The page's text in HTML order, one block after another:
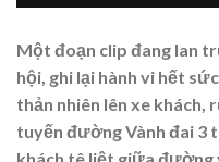
Một đoạn clip đang lan
hội, ghi lại hành vi hết
thản nhiên lên xe khách,
tuyến đường Vành đai 3